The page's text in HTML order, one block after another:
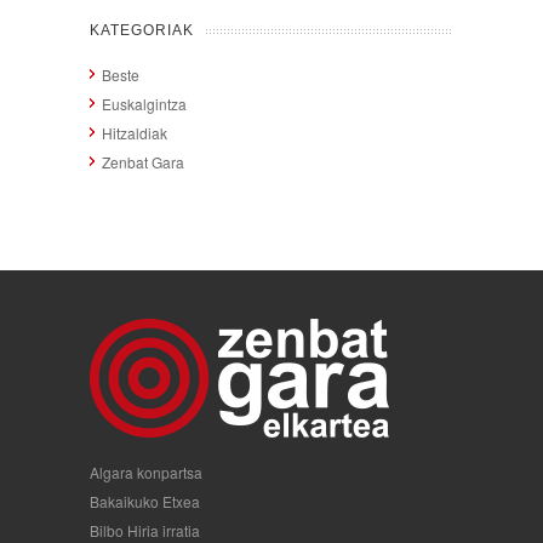
KATEGORIAK
Beste
Euskalgintza
Hitzaldiak
Zenbat Gara
Algara konpartsa
Bakaikuko Etxea
Bilbo Hiria irratia